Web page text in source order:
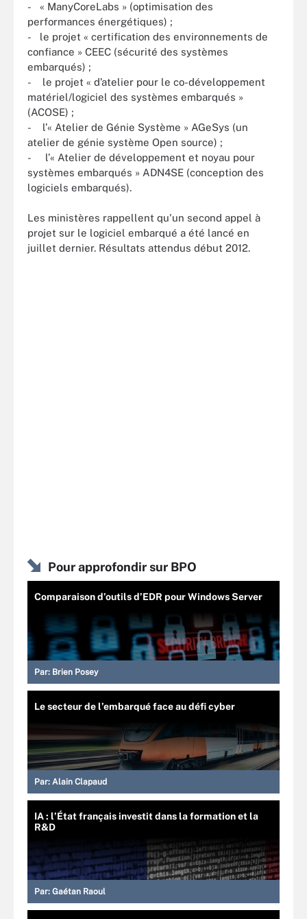
- « ManyCoreLabs » (optimisation des
performances énergétiques) ;
- le projet « certification des environnements de
confiance » CEEC (sécurité des systèmes
embarqués) ;
- le projet « d’atelier pour le co-développement
matériel/logiciel des systèmes embarqués »
(ACOSE) ;
- l’« Atelier de Génie Système » AGeSys (un
atelier de génie système Open source) ;
- l’« Atelier de développement et noyau pour
systèmes embarqués » ADN4SE (conception des
logiciels embarqués).
Les ministères rappellent qu'un second appel à
projet sur le logiciel embarqué a été lancé en
juillet dernier. Résultats attendus début 2012.
Pour approfondir sur BPO
Comparaison d’outils d’EDR pour Windows Server
Par: Brien Posey
Le secteur de l’embarqué face au défi cyber
Par: Alain Clapaud
IA : l’État français investit dans la formation et la
R&D
Par: Gaétan Raoul